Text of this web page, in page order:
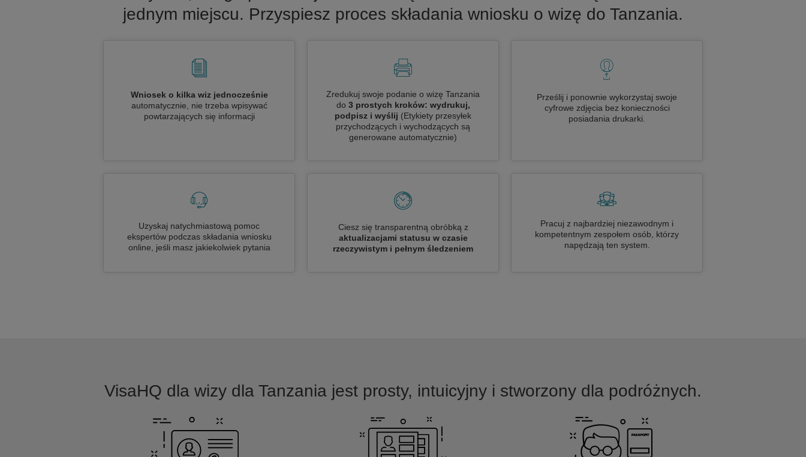
jednym miejscu. Przyspiesz proces składania wniosku o wizę do Tanzania.
Wniosek o kilka wiz jednocześnie
automatycznie, nie trzeba wpisywać
powtarzających się informacji
Zredukuj swoje podanie o wizę Tanzania
do 3 prostych kroków: wydrukuj,
podpisz i wyślij (Etykiety przesyłek
przychodzących i wychodzących są
generowane automatycznie)
Prześlij i ponownie wykorzystaj swoje
cyfrowe zdjęcia bez konieczności
posiadania drukarki.
Uzyskaj natychmiastową pomoc
ekspertów podczas składania wniosku
online, jeśli masz jakiekolwiek pytania
Ciesz się transparentną obróbką z
aktualizacjami statusu w czasie
rzeczywistym i pełnym śledzeniem
Pracuj z najbardziej niezawodnym i
kompetentnym zespołem osób, którzy
napędzają ten system.
VisaHQ dla wizy dla Tanzania jest prosty, intuicyjny i stworzony dla podróżnych.